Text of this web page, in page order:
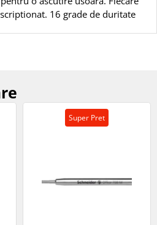
16 grade de duritate
Super Pret